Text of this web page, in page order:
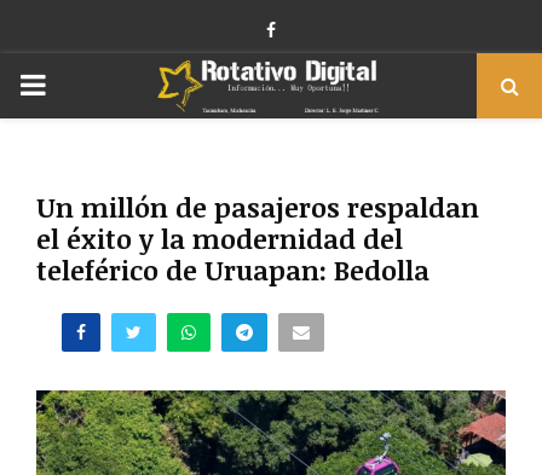
Facebook
PRIMARY
Un millón de pasajeros respaldan
el éxito y la modernidad del
teleférico de Uruapan: Bedolla